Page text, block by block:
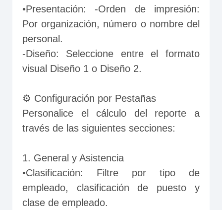
•Presentación: -Orden de impresión:
Por organización, número o nombre del
personal.
-Diseño: Seleccione entre el formato
visual Diseño 1 o Diseño 2.
⚙️ Configuración por Pestañas
Personalice el cálculo del reporte a
través de las siguientes secciones:
1. General y Asistencia
•Clasificación: Filtre por tipo de
empleado, clasificación de puesto y
clase de empleado.